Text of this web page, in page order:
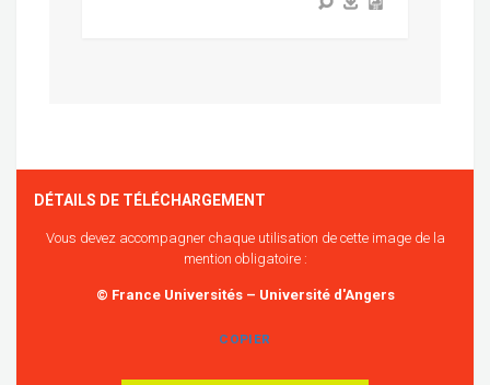
DÉTAILS DE TÉLÉCHARGEMENT
Vous devez accompagner chaque utilisation de cette image de la
mention obligatoire :
© France Universités – Université d'Angers
COPIER